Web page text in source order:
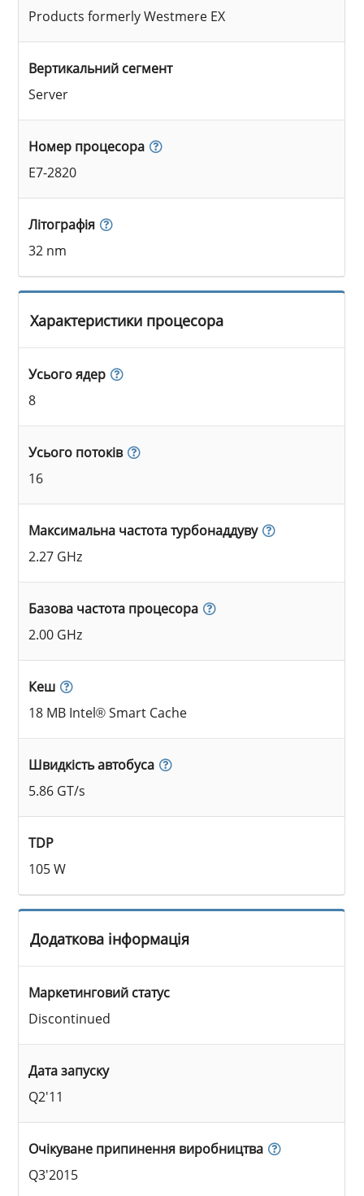
Products formerly Westmere EX
Вертикальний сегмент
Server
Номер процесора
E7-2820
Літографія
32 nm
Характеристики процесора
Усього ядер
8
Усього потоків
16
Максимальна частота турбонаддуву
2.27 GHz
Базова частота процесора
2.00 GHz
Кеш
18 MB Intel® Smart Cache
Швидкість автобуса
5.86 GT/s
TDP
105 W
Додаткова інформація
Маркетинговий статус
Discontinued
Дата запуску
Q2'11
Очікуване припинення виробництва
Q3'2015